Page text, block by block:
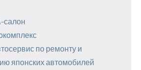
салон
по ремонту и
японских автомобилей